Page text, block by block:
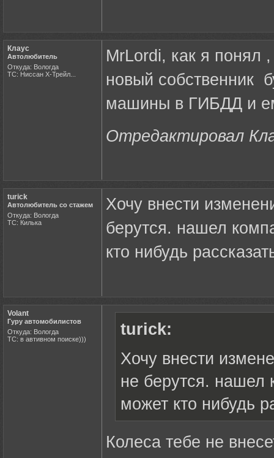
Клаус
Автолюбитель
Откуда: Вологда
ТС: Ниссан Х-Трейл...
MrLordi, как я
новый собственник
машины в ГИБДД и
Отредактировал
turick
Автолюбитель со стажем
Откуда: Вологда
ТС: Килька
Хочу внести
берутся. нашел
кто нибудь
Volant
Гуру автомобилистов
Откуда: Вологда
ТС: в автивном поиске)))
turick:
Хочу внести
не берутся.
может кто нибудь
Колеса тебе не